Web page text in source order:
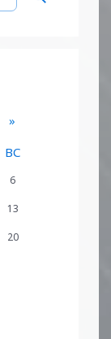
»
ВС
6
13
20